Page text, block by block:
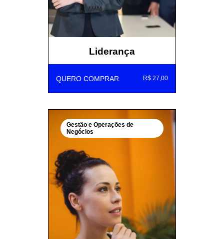
Liderança
QUERO COMPRAR R$ 27,00
Gestão e Operações de
Negócios